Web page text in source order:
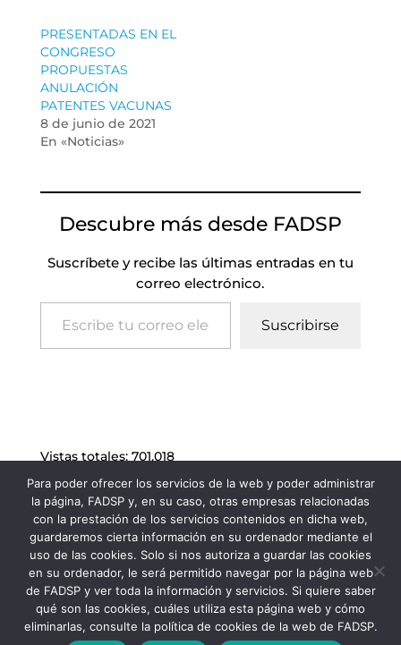
PRESENTADAS EN EL
CONGRESO
PROPUESTAS
ANULACIÓN
PATENTES VACUNAS
8 de junio de 2021
En «Noticias»
Descubre más desde FADSP
Suscríbete y recibe las últimas entradas en tu
correo electrónico.
Escribe tu correo electrónico…
Suscribirse
Vistas totales: 701.018
FADSP · 2023 |Aviso legal|Política de
Para poder ofrecer los servicios de la web y poder administrar
la página, FADSP y, en su caso, otras empresas relacionadas
con la prestación de los servicios contenidos en dicha web,
guardaremos cierta información en su ordenador mediante el
uso de las cookies. Solo si nos autoriza a guardar las cookies
en su ordenador, le será permitido navegar por la página web
de FADSP y ver toda la información y servicios. Si quiere saber
qué son las cookies, cuáles utiliza esta página web y cómo
eliminarlas, consulte la política de cookies de la web de FADSP.